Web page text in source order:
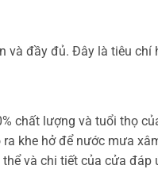
đầy đủ. Đây là tiêu chí
chất lượng và tuổi thọ
khe hở để nước mưa
và chi tiết của cửa